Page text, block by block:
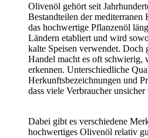
Olivenöl gehört seit
Bestandteilen der
das hochwertige Pflanzenöl
Ländern etabliert und wird
kalte Speisen verwendet. Doch
Handel macht es oft
erkennen. Unterschiedliche
Herkunftsbezeichnungen und
dass viele Verbraucher unsicher
Dabei gibt es verschiedene
hochwertiges Olivenöl relativ